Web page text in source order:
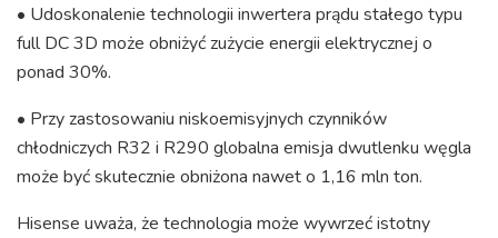
• Udoskonalenie technologii inwertera prądu stałego typu
full DC 3D może obniżyć zużycie energii elektrycznej o
ponad 30%.
• Przy zastosowaniu niskoemisyjnych czynników
chłodniczych R32 i R290 globalna emisja dwutlenku węgla
może być skutecznie obniżona nawet o 1,16 mln ton.
Hisense uważa, że technologia może wywrzeć istotny